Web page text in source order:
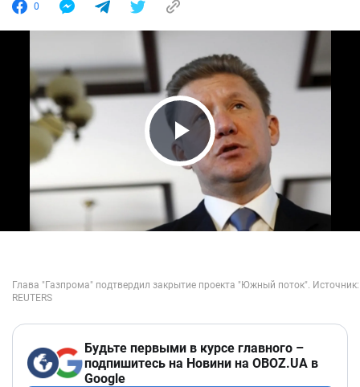
0
Play Video
Будьте первыми в курсе главного –
подпишитесь на Новини на OBOZ.UA в
Google